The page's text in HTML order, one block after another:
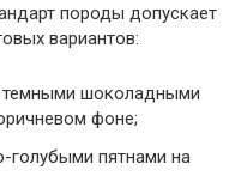
породы допускает
вариантов:
темными шоколадными
фоне;
голубыми пятнами на